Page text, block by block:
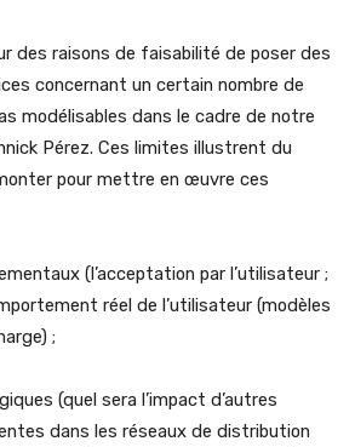
des raisons de faisabilité de poser des
concernant un certain nombre de
modélisables dans le cadre de notre
Pérez. Ces limites illustrent du
pour mettre en œuvre ces
(l’acceptation par l’utilisateur ;
réel de l’utilisateur (modèles
;
(quel sera l’impact d’autres
dans les réseaux de distribution